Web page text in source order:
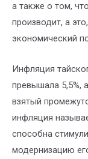
а также о том,
производит, а
экономический
Инфляция
превышала 5,5%,
взятый
инфляция
способна
модернизацию